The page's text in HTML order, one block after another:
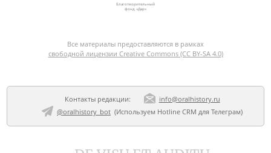
Благотворительный
фонд «Дар»
Все материалы предоставляются в рамках
свободной лицензии Creative Commons (CC BY-SA 4.0)
Контакты редакции:
info@oralhistory.ru
@oralhistory_bot(Используем Hotline CRM для Телеграм)